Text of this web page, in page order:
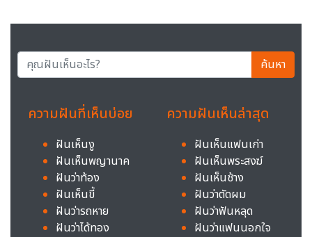
ค้นหา
ความฝันที่เห็นบ่อย
ฝันเห็นงู
ฝันเห็นพญานาค
ฝันว่าท้อง
ฝันเห็นขี้
ฝันว่ารถหาย
ฝันว่าได้ทอง
ความฝันเห็นล่าสุด
ฝันเห็นแฟนเก่า
ฝันเห็นพระสงฆ์
ฝันเห็นช้าง
ฝันว่าตัดผม
ฝันว่าฟันหลุด
ฝันว่าแฟนนอกใจ